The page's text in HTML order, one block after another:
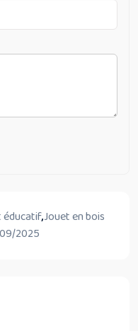
éducatif,Jouet en bois
2025